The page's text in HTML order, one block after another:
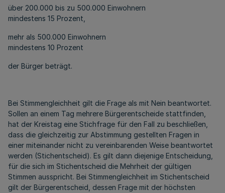
über 200.000 bis zu 500.000 Einwohnern
mindestens 15 Prozent,
mehr als 500.000 Einwohnern
mindestens 10 Prozent
der Bürger beträgt.
Bei Stimmengleichheit gilt die Frage als mit Nein beantwortet.
Sollen an einem Tag mehrere Bürgerentscheide stattfinden,
hat der Kreistag eine Stichfrage für den Fall zu beschließen,
dass die gleichzeitig zur Abstimmung gestellten Fragen in
einer miteinander nicht zu vereinbarenden Weise beantwortet
werden (Stichentscheid). Es gilt dann diejenige Entscheidung,
für die sich im Stichentscheid die Mehrheit der gültigen
Stimmen ausspricht. Bei Stimmengleichheit im Stichentscheid
gilt der Bürgerentscheid, dessen Frage mit der höchsten